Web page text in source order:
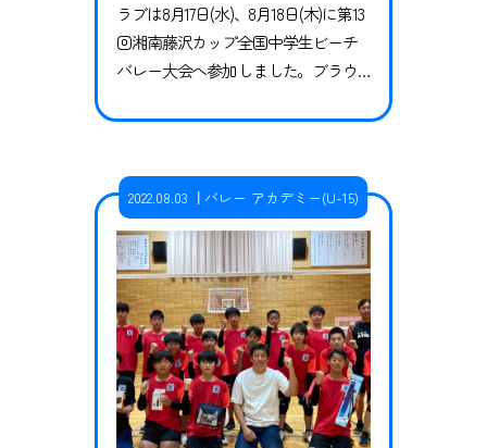
ラブは8月17日(水)、8月18日(木)に第13
回湘南藤沢カップ全国中学生ビーチ
バレー大会へ参加しました。ブラウ
アずつがエントリーし、中学生ビー
県外での大会となりましたました。
男子は予選を2位通過し、2位トーナメ
ントで第3位。女子は予選を1位通過し
たものの、1位トーナメント初戦で敗
退となりました。 男…
2022.08.03 バレー アカデミー(U-15)